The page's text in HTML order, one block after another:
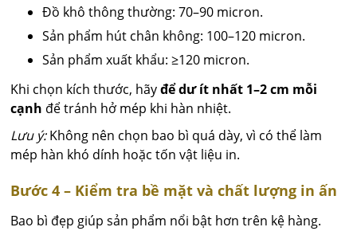
Đồ khô thông thường: 70–90 micron.
Sản phẩm hút chân không: 100–120 micron.
Sản phẩm xuất khẩu: ≥120 micron.
Khi chọn kích thước, hãyđể dư ít nhất 1–2 cm mỗi
cạnh để tránh hở mép khi hàn nhiệt.
Lưu ý:Không nên chọn bao bì quá dày, vì có thể làm
mép hàn khó dính hoặc tốn vật liệu in.
Bước 4 – Kiểm tra bề mặt và chất lượng in ấn
Bao bì đẹp giúp sản phẩm nổi bật hơn trên kệ hàng.